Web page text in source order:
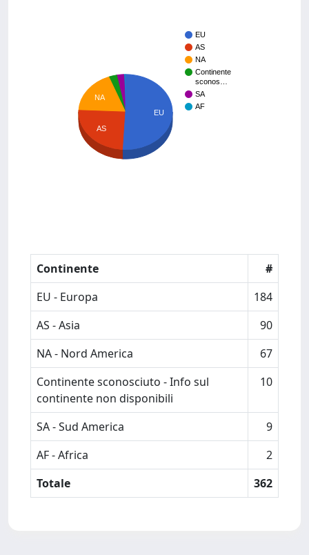
EU
AS
NA
Continente
sconos…
SA
AF
NA
AS
EU
Continente
#
EU - Europa
184
AS - Asia
90
NA - Nord America
67
Continente sconosciuto - Info sul
continente non disponibili
10
SA - Sud America
9
AF - Africa
2
Totale
362